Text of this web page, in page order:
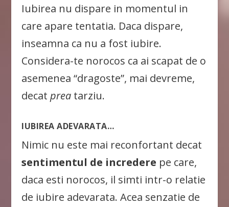
Iubirea nu dispare in momentul in
care apare tentatia. Daca dispare,
inseamna ca nu a fost iubire.
Considera-te norocos ca ai scapat de o
asemenea “dragoste”, mai devreme,
decatprea tarziu.
IUBIREA ADEVARATA…
Nimic nu este mai reconfortant decat
sentimentul de incredere pe care,
daca esti norocos, il simti intr-o relatie
de iubire adevarata. Acea senzatie de